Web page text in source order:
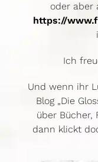
oder aber
https://
Ich
Und wenn ihr
Blog „Die
über Bücher,
dann klickt